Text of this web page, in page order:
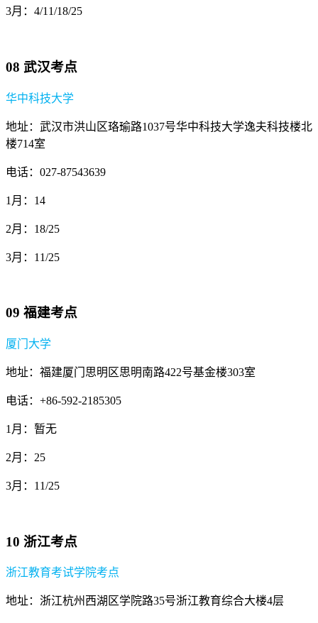
3月：4/11/18/25
08 武汉考点
华中科技大学
地址：武汉市洪山区珞瑜路1037号华中科技大学逸夫科技楼北
楼714室
电话：027-87543639
1月：14
2月：18/25
3月：11/25
09 福建考点
厦门大学
地址：福建厦门思明区思明南路422号基金楼303室
电话：+86-592-2185305
1月：暂无
2月：25
3月：11/25
10 浙江考点
浙江教育考试学院考点
地址：浙江杭州西湖区学院路35号浙江教育综合大楼4层